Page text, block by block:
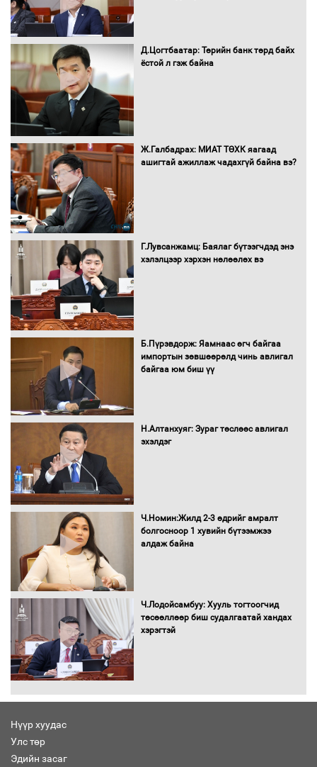
С.Бямбацогт Зүүн Азийн
Санхүүгийн хэмнэлтийн горимд эрүүл
Нөөцийн махны худалдаа,
борлуулалтыг нээлттэй ил тод
болгоно
Монгол Улс “COP17”-д “Тал хээрийн
төлөвлөгөө”-гөө танилцуулна
худалдан авах журмыг баталлаа
шилжиж, найр наадам, зөвлөгөөн,
гадаад томилолтыг хориглолоо
Д.Цогтбаатар: Төрийн банк төрд байх
ёстой л гэж байна
Ж.Галбадрах: МИАТ ТӨХК яагаад
ашигтай ажиллаж чадахгүй байна вэ?
Г.Лувсанжамц: Баялаг бүтээгчдэд энэ
хэлэлцээр хэрхэн нөлөөлөх вэ
Б.Пүрэвдорж: Яамнаас өгч байгаа
импортын зөвшөөрөлд чинь авлигал
байгаа юм биш үү
Н.Алтанхуяг: Зураг төслөөс авлигал
эхэлдэг
Ч.Номин:Жилд 2-3 өдрийг амралт
болгосноор 1 хувийн бүтээмжээ
алдаж байна
Ч.Лодойсамбуу: Хууль тогтоогчид
төсөөллөөр биш судалгаатай хандах
хэрэгтэй
Нүүр хуудас
Улс төр
Эдийн засаг